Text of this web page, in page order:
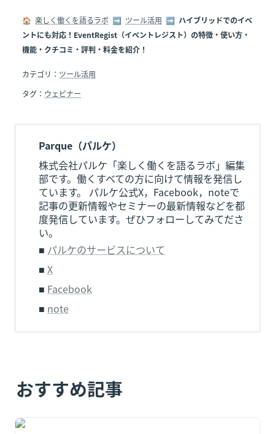
🏠 楽しく働くを語るラボ
  ➡
ツール活用
  ➡
ハイブリッドでのイベ
ントにも対応！EventRegist（イベントレジスト）の特徴・使い方・
機能・クチコミ・評判・料金を紹介！
カテゴリ： ツール活用
タグ： ウェビナー
Parque（パルケ）
株式会社パルケ「楽しく働くを語るラボ」編集
部です。働くすべての方に向けて情報を発信し
ています。 パルケ公式X，Facebook，noteで
記事の更新情報やセミナーの最新情報などを都
度発信しています。ぜひフォローしてみてださ
い。
■ パルケのサービスについて
■ X
■ Facebook
■ note
おすすめ記事
タイミーは中高年でも稼げる｜40～60代向けの仕事の